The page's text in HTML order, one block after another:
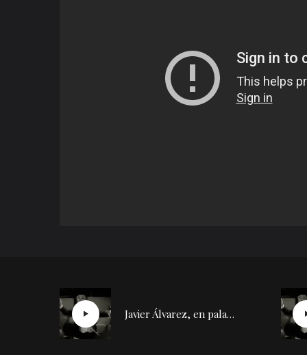
Javier Álvarez, en palabras de Díazmuñoz | Conversación con Silvia de la Cueva (2)